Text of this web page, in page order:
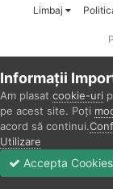
Limbaj
Informații
Am plasat cookie-uri
pe acest site. Poți
acord să continui.
Utilizare
Accepta Cookies